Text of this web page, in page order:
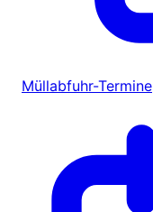
Müllabfuhr-Termine